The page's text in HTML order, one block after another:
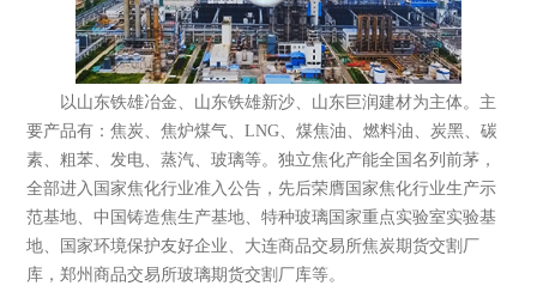
以山东铁雄冶金、山东铁雄新沙、山东巨润建材为主体。主
要产品有：焦炭、焦炉煤气、LNG、煤焦油、燃料油、炭黑、碳
素、粗苯、发电、蒸汽、玻璃等。独立焦化产能全国名列前茅，
全部进入国家焦化行业准入公告，先后荣膺国家焦化行业生产示
范基地、中国铸造焦生产基地、特种玻璃国家重点实验室实验基
地、国家环境保护友好企业、大连商品交易所焦炭期货交割厂
库，郑州商品交易所玻璃期货交割厂库等。